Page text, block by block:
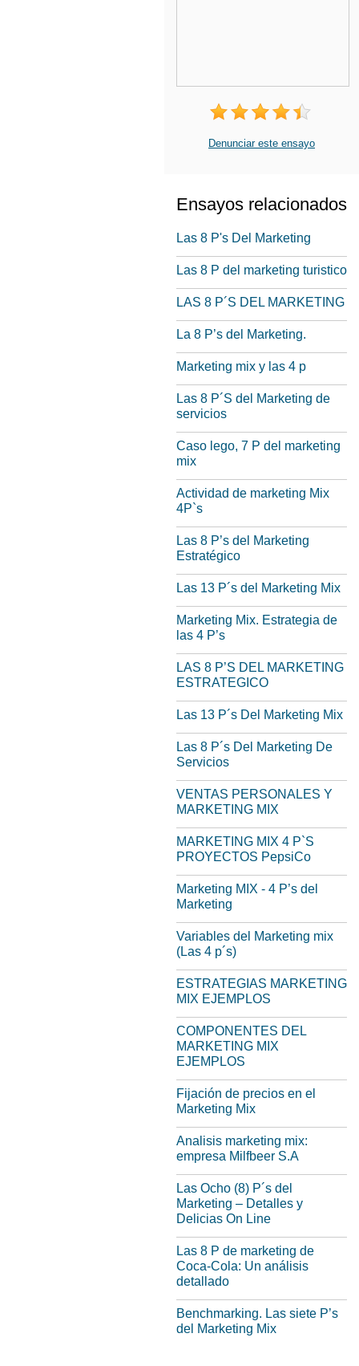
Denunciar este ensayo
Ensayos relacionados
Las 8 P's Del Marketing
Las 8 P del marketing turistico
LAS 8 P´S DEL MARKETING
La 8 P’s del Marketing.
Marketing mix y las 4 p
Las 8 P´S del Marketing de
servicios
Caso lego, 7 P del marketing
mix
Actividad de marketing Mix
4P`s
Las 8 P’s del Marketing
Estratégico
Las 13 P´s del Marketing Mix
Marketing Mix. Estrategia de
las 4 P’s
LAS 8 P’S DEL MARKETING
ESTRATEGICO
Las 13 P´s Del Marketing Mix
Las 8 P´s Del Marketing De
Servicios
VENTAS PERSONALES Y
MARKETING MIX
MARKETING MIX 4 P`S
PROYECTOS PepsiCo
Marketing MIX - 4 P’s del
Marketing
Variables del Marketing mix
(Las 4 p´s)
ESTRATEGIAS MARKETING
MIX EJEMPLOS
COMPONENTES DEL
MARKETING MIX
EJEMPLOS
Fijación de precios en el
Marketing Mix
Analisis marketing mix:
empresa Milfbeer S.A
Las Ocho (8) P´s del
Marketing – Detalles y
Delicias On Line
Las 8 P de marketing de
Coca-Cola: Un análisis
detallado
Benchmarking. Las siete P’s
del Marketing Mix